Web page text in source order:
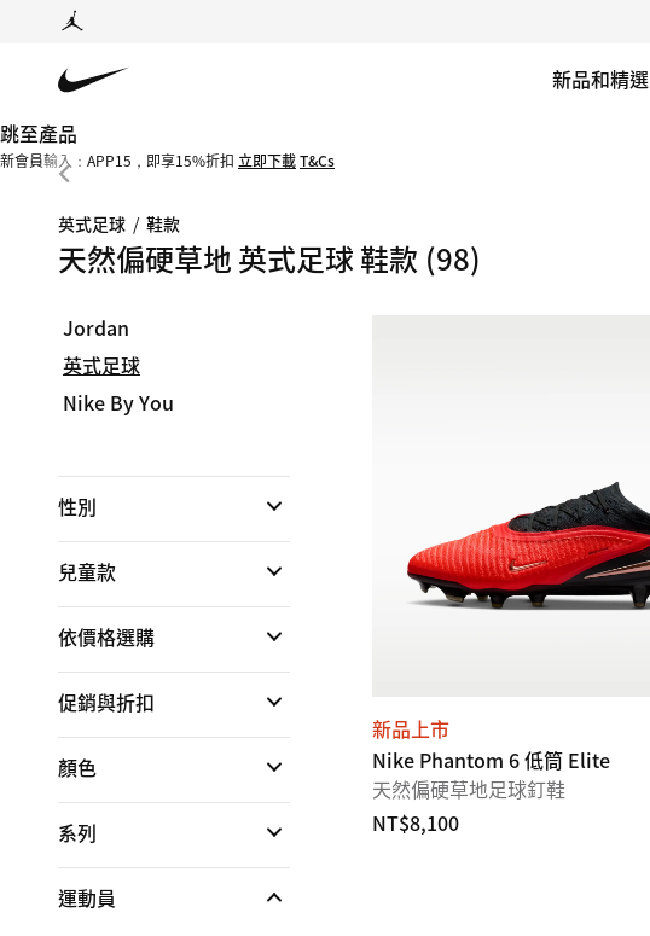
新品和精選
跳至產品
新會員輸入：APP15，即享15%折扣 立即下載T&Cs
英式足球 / 鞋款
天然偏硬草地 英式足球 鞋款 (98)
Jordan
英式足球
Nike By You
性別
兒童款
依價格選購
促銷與折扣
顏色
系列
運動員
新品上市
Nike Phantom 6 低筒 Elite
天然偏硬草地足球釘鞋
NT$8,100